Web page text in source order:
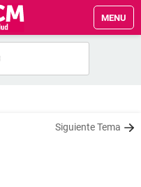
MENU
Siguiente Tema